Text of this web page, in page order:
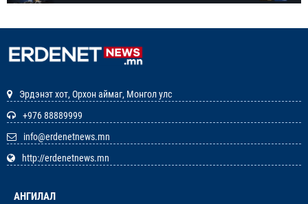
1-р сар. 7, 2026, 3:41 p.m.
ШАГНАЛ ХҮРТЛЭЭ
ЗАРЛАЛ
12-р сар. 19, 2025, 3:20 p.m.
Эрдэнэт хот, Орхон аймаг, Монгол улс
+976 88889999
info@erdenetnews.mn
http://erdenetnews.mn
АНГИЛАЛ